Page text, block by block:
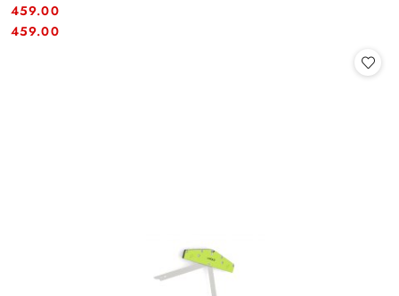
Cena:
459.00
Cena:
459.00